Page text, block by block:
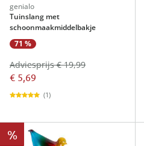
genialo
Tuinslang met
schoonmaakmiddelbakje
71 %
€ 5,69
Adviesprijs € 19,99
(1)
%